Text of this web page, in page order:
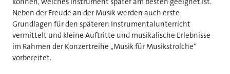
Neben der Freude an der Musik werden auch erste
Grundlagen für den späteren Instrumentalunterricht
vermittelt und kleine Auftritte und musikalische Erlebnisse
im Rahmen der Konzertreihe „Musik für Musikstrolche“
vorbereitet.